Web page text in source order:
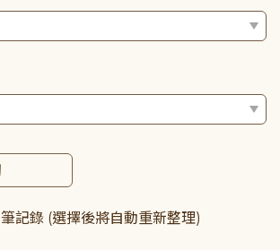
筆記錄 (選擇後將自動重新整理)